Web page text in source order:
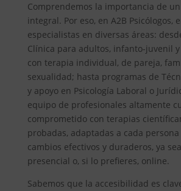
Comprendemos la importancia de
integral. Por eso, en A2B Psicólogos,
especialistas en diversas áreas:
Clínica para adultos, infanto-juvenil
con terapia individual, de pareja,
sexualidad; hasta programas de
y apoyo en Psicología Laboral o
equipo de profesionales altamente
comprometido con terapias
probadas, adaptadas a cada
cambios efectivos y duraderos, ya
presencial o, si lo prefieres, online.
Sabemos que la accesibilidad es